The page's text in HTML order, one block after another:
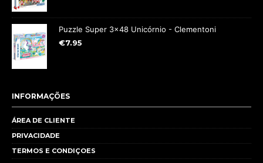
Puzzle Super 3x48 Unicórnio - Clementoni
€7.95
INFORMAÇÕES
ÁREA DE CLIENTE
PRIVACIDADE
TERMOS E CONDIÇOES